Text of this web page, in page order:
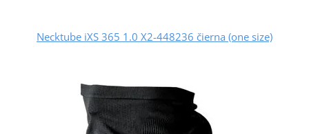
Necktube iXS 365 1.0 X2-448236 čierna (one size)